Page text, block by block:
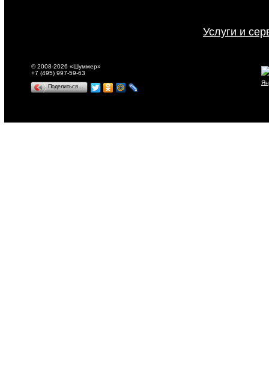
Услуги и
© 2008-2026 «Шуммер»
+7 (495) 997-59-63
Поделиться…